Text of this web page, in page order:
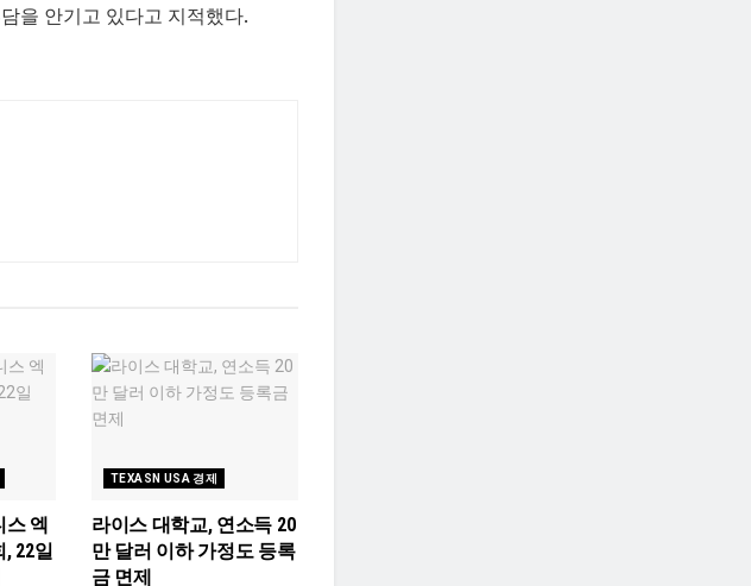
을 안기고 있다고 지적했다.
엑
22일
TEXASN USA 경제
라이스 대학교, 연소득 20
만 달러 이하 가정도 등록
금 면제